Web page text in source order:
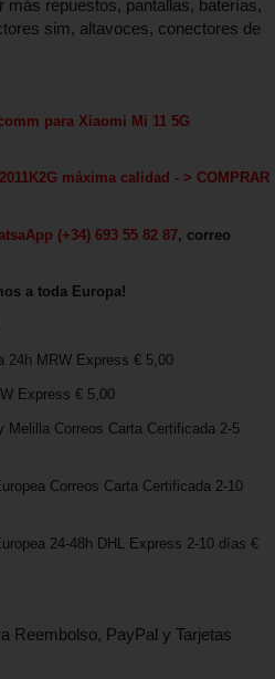
más repuestos, pantallas, baterías,
sim, altavoces, conectores de
para Xiaomi Mi 11 5G
máxima calidad - > COMPRAR
(+34) 693 55 82 87, correo
a toda Europa!
24h MRW Express € 5,00
Express € 5,00
Melilla Correos Carta Certificada 2-5
Correos Carta Certificada 2-10
24-48h DHL Express 2-10 días €
Reembolso, PayPal y Tarjetas